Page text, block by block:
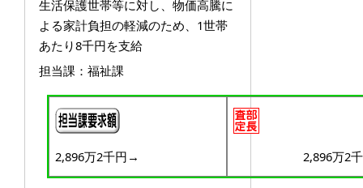
生活保護世帯等に対し、物価高騰に
よる家計負担の軽減のため、1世帯
あたり8千円を支給
担当課：福祉課
2,896万2千円→ 2,896万2